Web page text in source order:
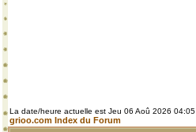
La date/heure actuelle est Jeu 06 Aoû 2026 04:05
grioo.com Index du Forum